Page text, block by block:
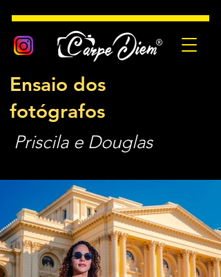
Ensaio dos
fotógrafos
Priscila e Douglas